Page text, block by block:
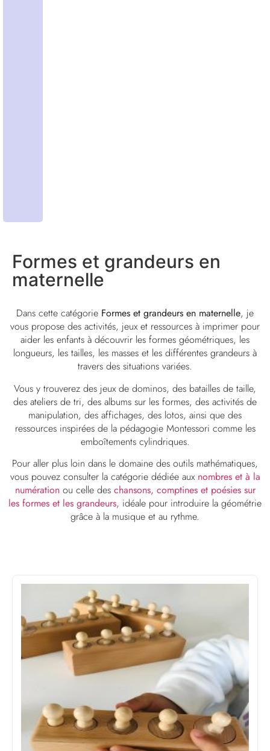
Formes et grandeurs en
maternelle
Dans cette catégorie Formes et grandeurs en maternelle, je
vous propose des activités, jeux et ressources à imprimer pour
aider les enfants à découvrir les formes géométriques, les
longueurs, les tailles, les masses et les différentes grandeurs à
travers des situations variées.
Vous y trouverez des jeux de dominos, des batailles de taille,
des ateliers de tri, des albums sur les formes, des activités de
manipulation, des affichages, des lotos, ainsi que des
ressources inspirées de la pédagogie Montessori comme les
emboîtements cylindriques.
Pour aller plus loin dans le domaine des outils mathématiques,
vous pouvez consulter la catégorie dédiée aux nombres et à la
numérationou celle des chansons, comptines et poésies sur
les formes et les grandeurs, idéale pour introduire la géométrie
grâce à la musique et au rythme.